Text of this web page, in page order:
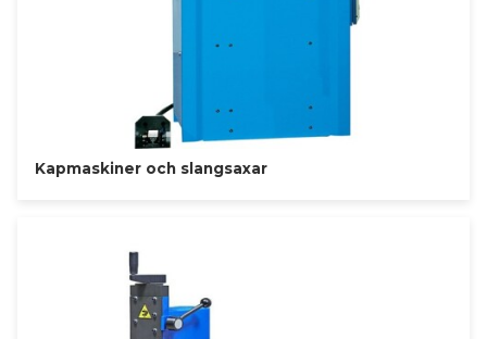
Kapmaskiner och slangsaxar